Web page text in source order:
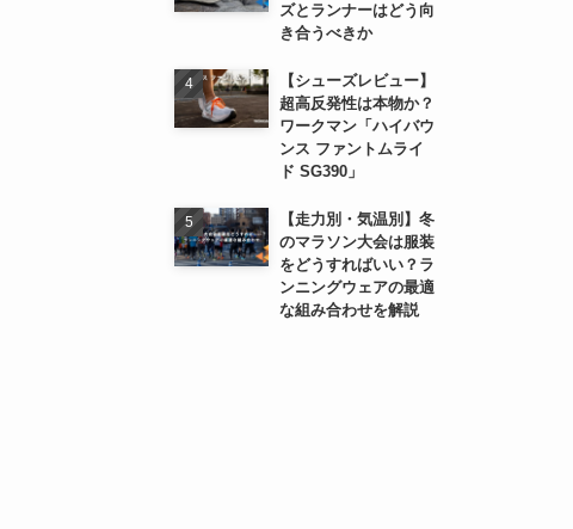
ズとランナーはどう向
き合うべきか
【シューズレビュー】
超高反発性は本物か？
ワークマン「ハイバウ
ンス ファントムライ
ド SG390」
【走力別・気温別】冬
のマラソン大会は服装
をどうすればいい？ラ
ンニングウェアの最適
な組み合わせを解説